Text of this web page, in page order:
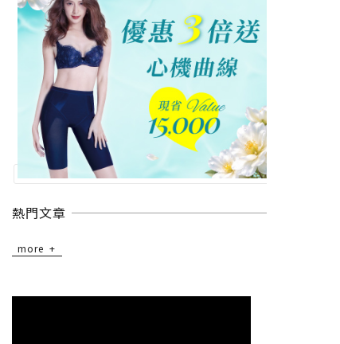
熱門文章
more